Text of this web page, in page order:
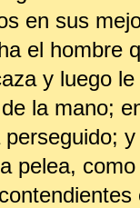
en sus
el hombre
y luego
la mano;
pelea,